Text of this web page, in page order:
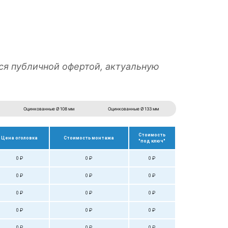
публичной офертой, актуальную
Оцинкованные Ø 108 мм Оцинкованные Ø 133 мм
Цена оголовка Стоимость монтажа
Стоимость
"под ключ"
0 ₽ 0 ₽ 0 ₽
0 ₽ 0 ₽ 0 ₽
0 ₽ 0 ₽ 0 ₽
0 ₽ 0 ₽ 0 ₽